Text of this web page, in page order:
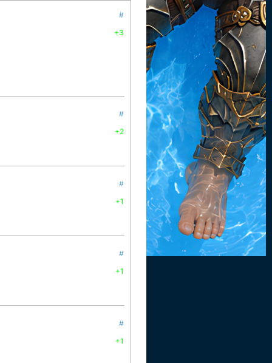
#
+3
#
+2
#
+1
#
+1
#
+1